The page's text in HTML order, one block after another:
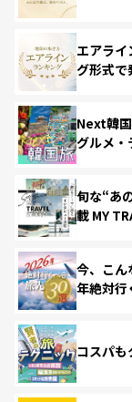
エアラ
グ形式で
Next韓
グルメ・
旬な“あ
載 MY
今、こん
年絶対行
コスパ